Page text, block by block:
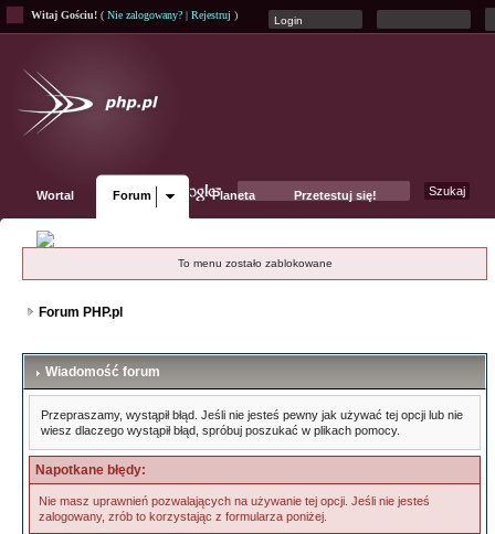
Witaj Gościu! ( Nie zalogowany? | Rejestruj )
Wortal Forum Planeta Przetestuj się!
To menu zostało zablokowane
Forum PHP.pl
Wiadomość forum
Przepraszamy, wystąpił błąd. Jeśli nie jesteś pewny jak używać tej opcji lub nie
wiesz dlaczego wystąpił błąd, spróbuj poszukać w plikach pomocy.
Napotkane błędy:
Nie masz uprawnień pozwalających na używanie tej opcji. Jeśli nie jesteś
zalogowany, zrób to korzystając z formularza poniżej.